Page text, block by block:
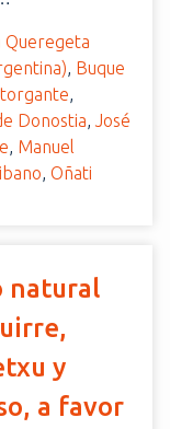
Queregeta
, Buque
,
Donostia, José
, Manuel
, Oñati
natural
y
a favor